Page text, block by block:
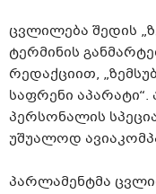
ცვლილება შედის
ტერმინის
რედაქციით,
საფრენი აპარატი“.
პერსონალის
უშუალოდ
პარლამენტმა